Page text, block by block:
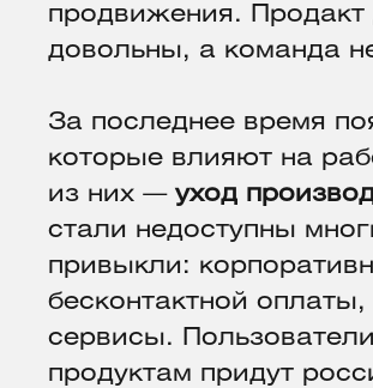
продвижения. Продакт
довольны, а команда
За последнее время
которые влияют на
из них — уход
стали недоступны
привыкли:
бесконтактной
сервисы.
продуктам придут